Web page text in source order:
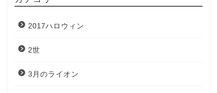
2017ハロウィン
2世
3月のライオン